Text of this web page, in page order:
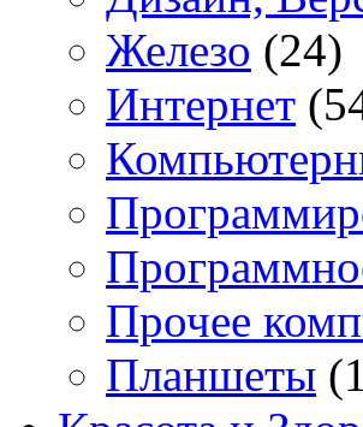
Железо (24)
Интернет
Прочее
Планшеты